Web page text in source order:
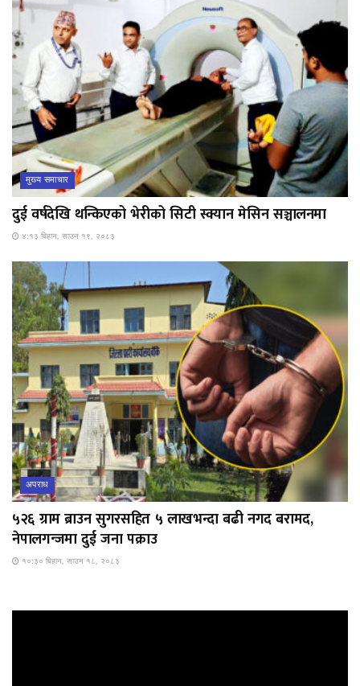
मुख्य समाचार
दुई वर्षदेखि थन्किएको भेरीको सिटी स्क्यान मेसिन सञ्चालनमा
४:१३ बिहान, साउन १९, २०८३
अपराध
५२६ ग्राम ब्राउन सुगरसहित ५ लाखभन्दा बढी नगद बरामद,
नेपालगन्जमा दुई जना पक्राउ
१०:३० बिहान, साउन १८, २०८३